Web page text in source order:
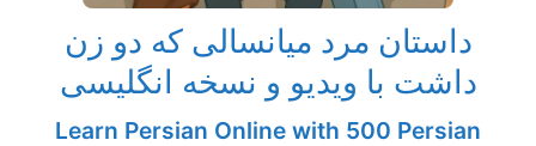
داستان مرد میانسالی که دو زن
داشت با ویدیو و نسخه انگلیسی
Learn Persian Online with 500 Persian